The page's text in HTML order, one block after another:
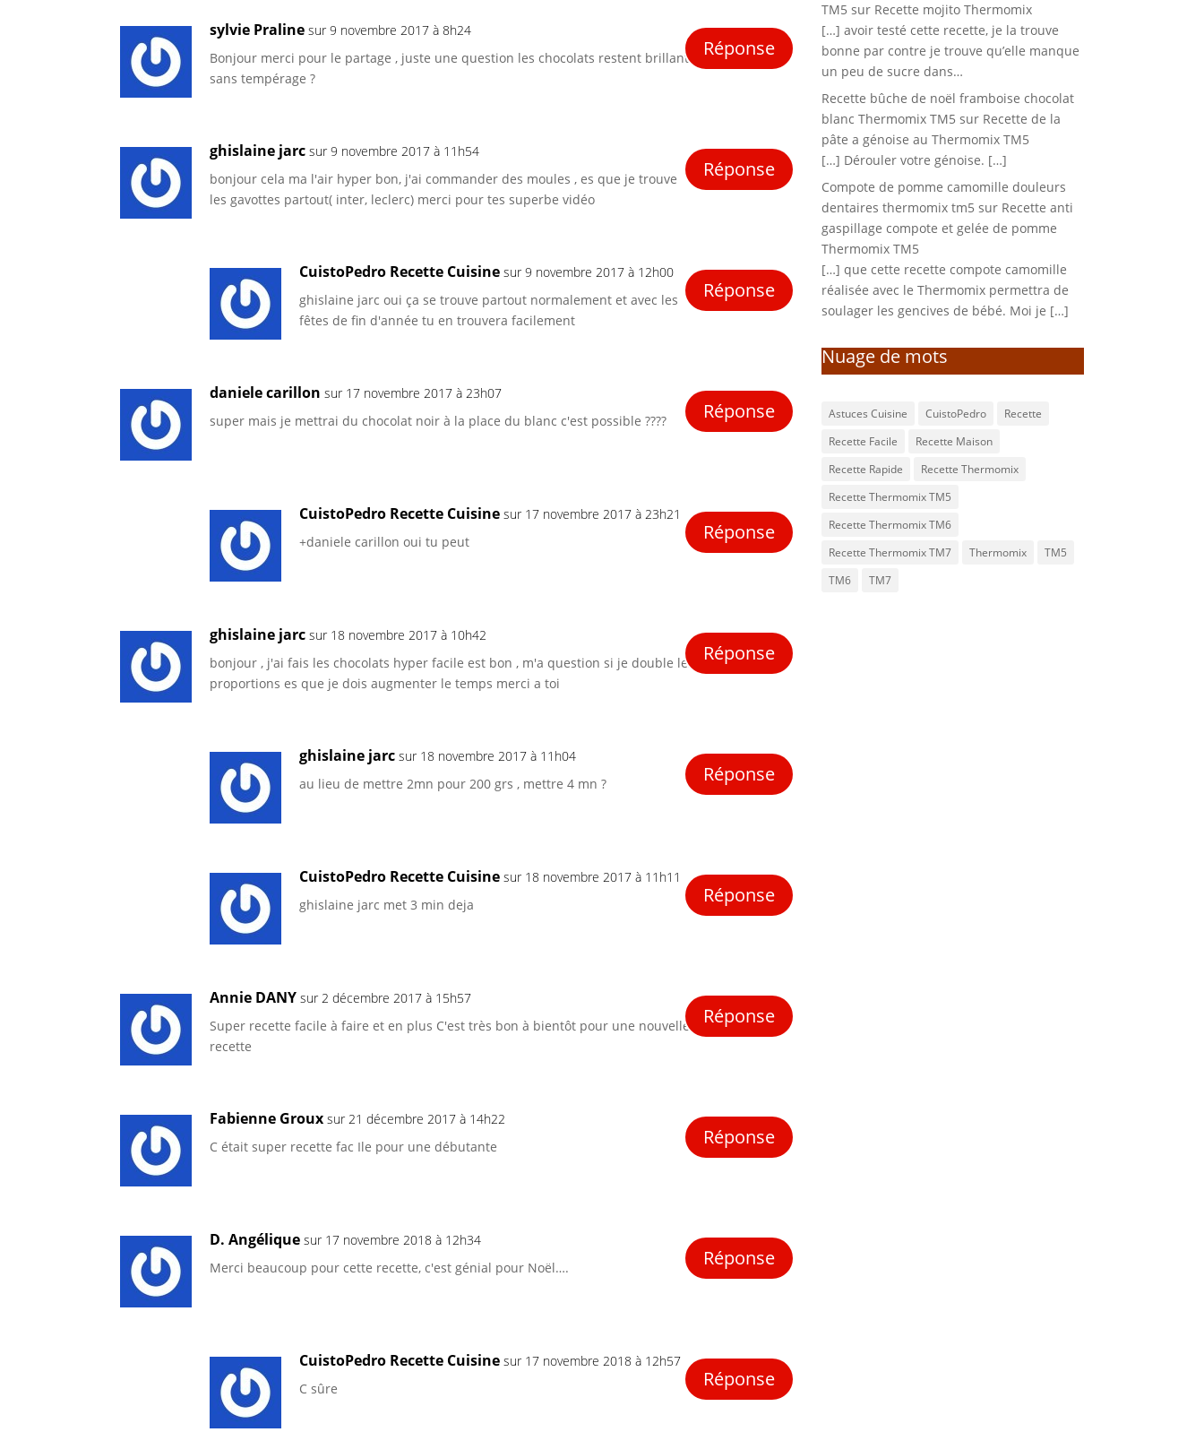
sylvie Praline sur 9 novembre 2017 à 8h24
Bonjour merci pour le partage , juste une question les chocolats restent brillant
sans tempérage ?
Réponse
ghislaine jarc sur 9 novembre 2017 à 11h54
bonjour cela ma l'air hyper bon, j'ai commander des moules , es que je trouve
les gavottes partout( inter, leclerc) merci pour tes superbe vidéo
Réponse
CuistoPedro Recette Cuisine sur 9 novembre 2017 à 12h00
ghislaine jarc oui ça se trouve partout normalement et avec les
fêtes de fin d'année tu en trouvera facilement
Réponse
daniele carillon sur 17 novembre 2017 à 23h07
super mais je mettrai du chocolat noir à la place du blanc c'est possible ????
Réponse
CuistoPedro Recette Cuisine sur 17 novembre 2017 à 23h21
+daniele carillon oui tu peut
Réponse
ghislaine jarc sur 18 novembre 2017 à 10h42
bonjour , j'ai fais les chocolats hyper facile est bon , m'a question si je double les
proportions es que je dois augmenter le temps merci a toi
Réponse
ghislaine jarc sur 18 novembre 2017 à 11h04
au lieu de mettre 2mn pour 200 grs , mettre 4 mn ?
Réponse
CuistoPedro Recette Cuisine sur 18 novembre 2017 à 11h11
ghislaine jarc met 3 min deja
Réponse
Annie DANY sur 2 décembre 2017 à 15h57
Super recette facile à faire et en plus C'est très bon à bientôt pour une nouvelle
recette
Réponse
Fabienne Groux sur 21 décembre 2017 à 14h22
C était super recette fac Ile pour une débutante
Réponse
D. Angélique sur 17 novembre 2018 à 12h34
Merci beaucoup pour cette recette, c'est génial pour Noël….
Réponse
CuistoPedro Recette Cuisine sur 17 novembre 2018 à 12h57
C sûre
Réponse
TM5 sur Recette mojito Thermomix
[…] avoir testé cette recette, je la trouve
bonne par contre je trouve qu’elle manque
un peu de sucre dans…
Recette bûche de noël framboise chocolat
blanc Thermomix TM5 sur Recette de la
pâte a génoise au Thermomix TM5
[…] Dérouler votre génoise. […]
Compote de pomme camomille douleurs
dentaires thermomix tm5 sur Recette anti
gaspillage compote et gelée de pomme
Thermomix TM5
[…] que cette recette compote camomille
réalisée avec le Thermomix permettra de
soulager les gencives de bébé. Moi je […]
Nuage de mots
Astuces Cuisine CuistoPedro
Recette
Recette Facile
Recette Maison
Recette Rapide
Recette Thermomix
Recette Thermomix TM5
Recette Thermomix TM6
Recette Thermomix TM7
Thermomix
TM5
TM6
TM7